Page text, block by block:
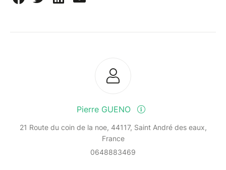
Pierre GUENO
21 Route du coin de la noe, 44117, Saint André des eaux,
France
0648883469